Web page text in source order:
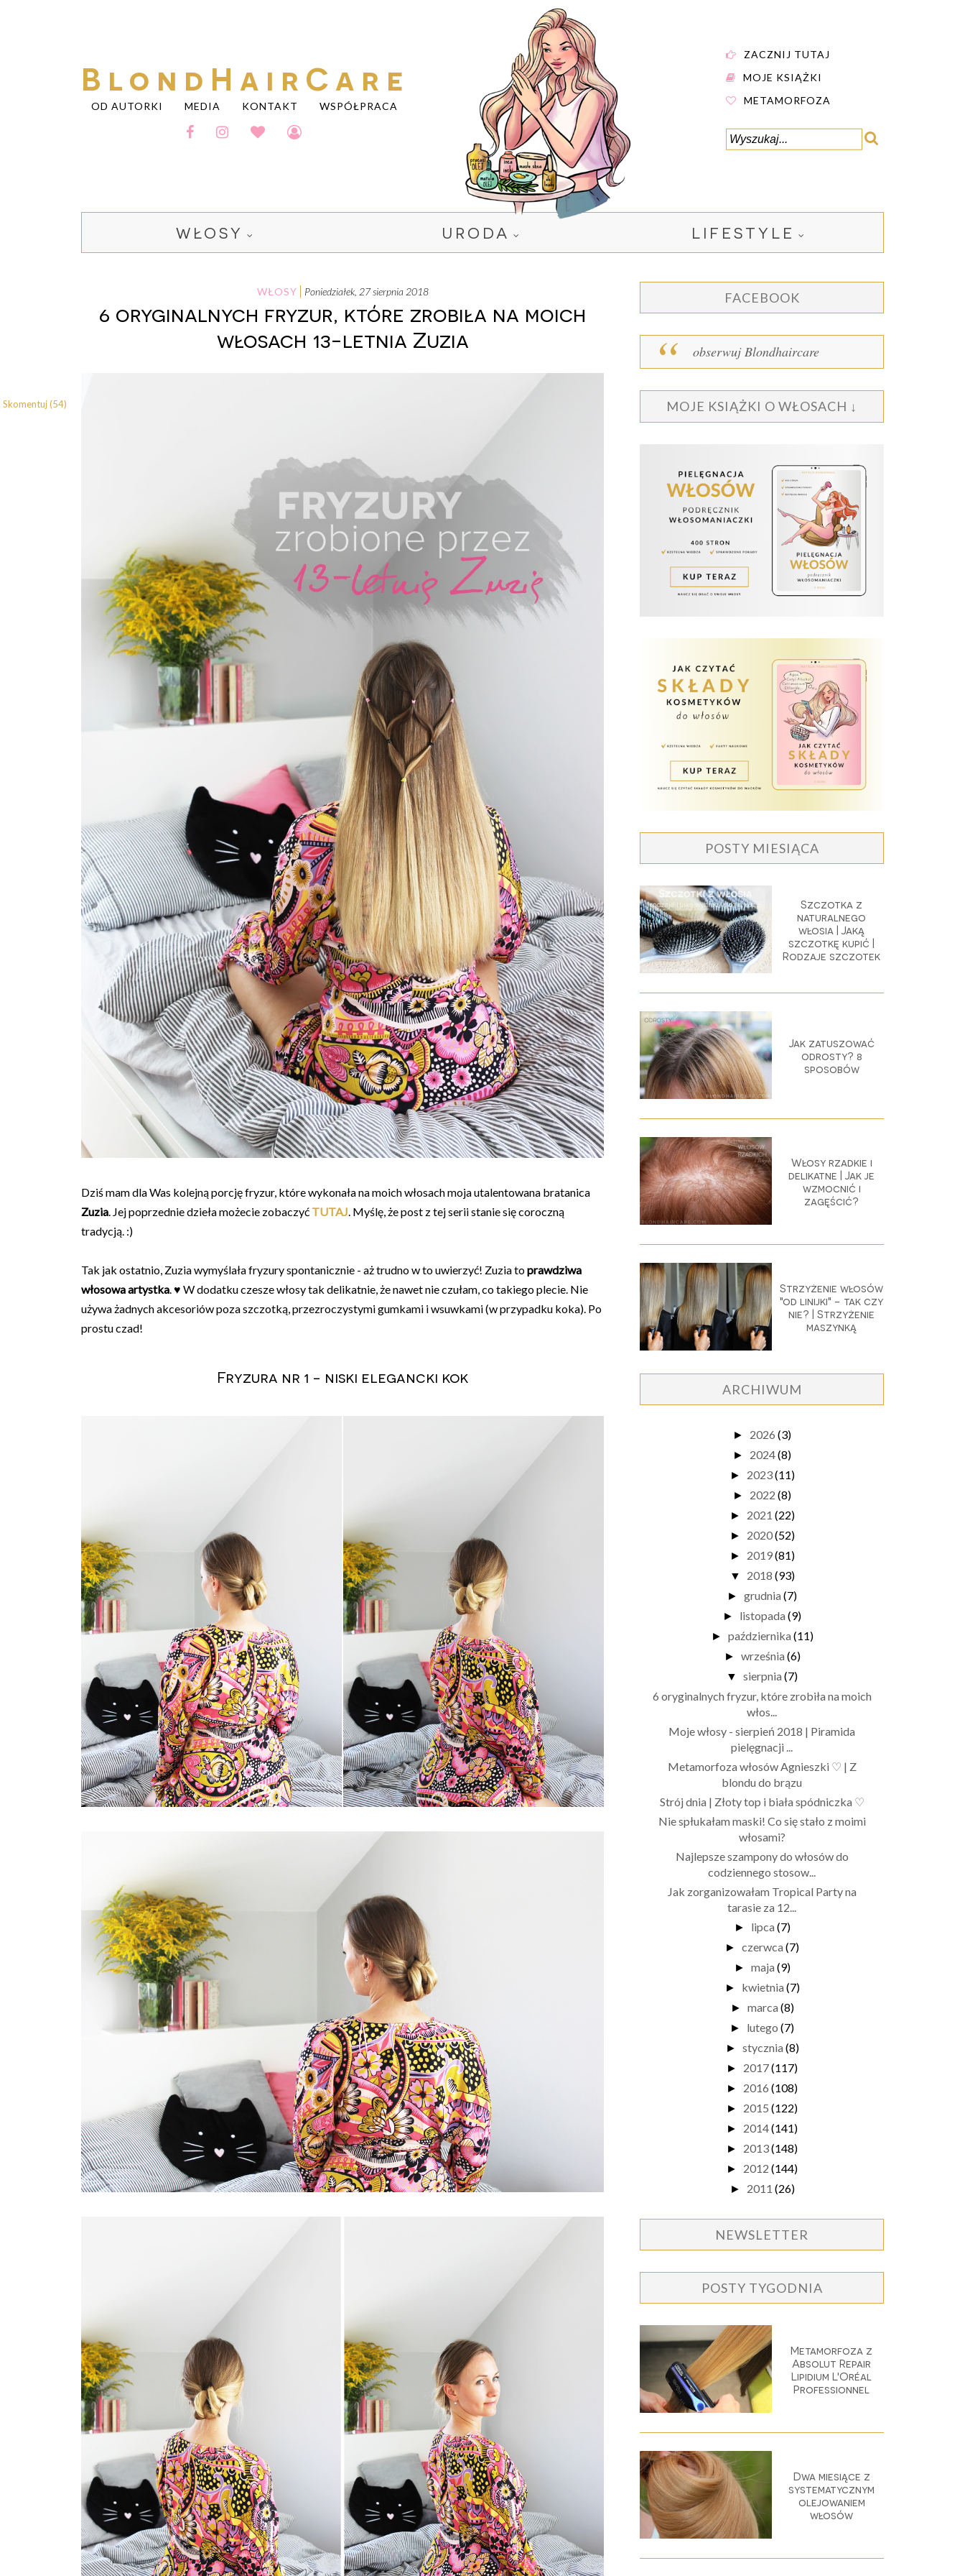
BlondHairCare
OD AUTORKI MEDIA KONTAKT WSPÓŁPRACA
ZACZNIJ TUTAJ
MOJE KSIĄŻKI
METAMORFOZA
WŁOSY URODA LIFESTYLE
WŁOSY poniedziałek, 27 sierpnia 2018
6 oryginalnych fryzur, które zrobiła na moich
włosach 13-letnia Zuzia
Dziś mam dla Was kolejną porcję fryzur, które wykonała na moich włosach moja utalentowana bratanica
Zuzia . Jej poprzednie dzieła możecie zobaczyć TUTAJ . Myślę, że post z tej serii stanie się coroczną
tradycją. :)
Tak jak ostatnio, Zuzia wymyślała fryzury spontanicznie - aż trudno w to uwierzyć! Zuzia toprawdziwa
włosowa artystka . ♥ W dodatku czesze włosy tak delikatnie, że nawet nie czułam, co takiego plecie. Nie
używa żadnych akcesoriów poza szczotką, przezroczystymi gumkami i wsuwkami (w przypadku koka). Po
prostu czad!
Fryzura nr 1 - niski elegancki kok
Skomentuj (54)
FACEBOOK
obserwuj Blondhaircare
MOJE KSIĄŻKI O WŁOSACH ↓
POSTY MIESIĄCA
Szczotka z
naturalnego
włosia | Jaką
szczotkę kupić |
Rodzaje szczotek
Jak zatuszować
odrosty? 8
sposobów
Włosy rzadkie i
delikatne | Jak je
wzmocnić i
zagęścić?
Strzyżenie włosów
"od linijki" - tak czy
nie? | Strzyżenie
maszynką
ARCHIWUM
► 2026 (3)
► 2024(8)
► 2023(11)
► 2022 (8)
► 2021 (22)
► 2020(52)
► 2019(81)
▼ 2018 (93)
► grudnia (7)
► listopada (9)
► października (11)
► września (6)
▼ sierpnia (7)
6 oryginalnych fryzur, które zrobiła na moich
włos...
Moje włosy - sierpień 2018 | Piramida
pielęgnacji ...
Metamorfoza włosów Agnieszki ♡ | Z
blondu do brązu
Strój dnia | Złoty top i biała spódniczka ♡
Nie spłukałam maski! Co się stało z moimi
włosami?
Najlepsze szampony do włosów do
codziennego stosow...
Jak zorganizowałam Tropical Party na
tarasie za 12...
► lipca (7)
► czerwca (7)
► maja (9)
► kwietnia (7)
► marca (8)
► lutego (7)
► stycznia (8)
► 2017(117)
► 2016 (108)
► 2015 (122)
► 2014(141)
► 2013(148)
► 2012 (144)
► 2011 (26)
NEWSLETTER
POSTY TYGODNIA
Metamorfoza z
Absolut Repair
Lipidium L'Oréal
Professionnel
Dwa miesiące z
systematycznym
olejowaniem
włosów